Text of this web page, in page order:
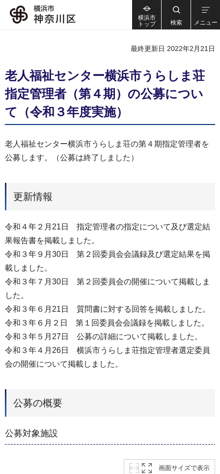
横浜市
トップ
検索 メニュー
最終更新日 2022年2月21日
老人福祉センター横浜市うらしま荘
指定管理者（第４期）の公募につい
て（令和３年度実施）
老人福祉センター横浜市うらしま荘の第４期指定管理者を
公募します。（公募は終了しました）
更新情報
令和４年２月21日 指定管理者の指定について及び選定結
果報告書を掲載しました。
令和３年９月30日 第２回委員会会議録及び選定結果を掲
載しました。
令和３年７月30日 第２回委員会の開催について掲載しま
した。
令和３年６月21日 質問書に対する回答を掲載しました。
令和３年６月２日 第１回委員会会議録を掲載しました。
令和３年５月27日 公募の詳細について掲載しました。
令和３年４月26日 横浜市うらしま荘指定管理者選定委員
会の開催について掲載しました。
公募の概要
公募対象施設
画面サイズで表示